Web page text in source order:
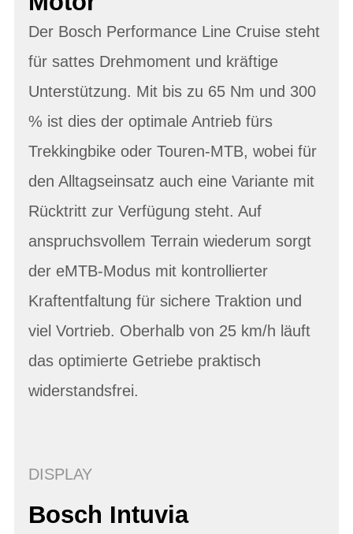
Der Bosch Performance Line Cruise steht
für sattes Drehmoment und kräftige
Unterstützung. Mit bis zu 65 Nm und 300
% ist dies der optimale Antrieb fürs
Trekkingbike oder Touren-MTB, wobei für
den Alltagseinsatz auch eine Variante mit
Rücktritt zur Verfügung steht. Auf
anspruchsvollem Terrain wiederum sorgt
der eMTB-Modus mit kontrollierter
Kraftentfaltung für sichere Traktion und
viel Vortrieb. Oberhalb von 25 km/h läuft
das optimierte Getriebe praktisch
widerstandsfrei.
DISPLAY
Bosch Intuvia